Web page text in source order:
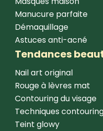
Manucure parfaite
Démaquillage
Astuces anti-acné
Tendances
Nail art original
Rouge à lèvres mat
Contouring du visage
Techniques
Teint glowy